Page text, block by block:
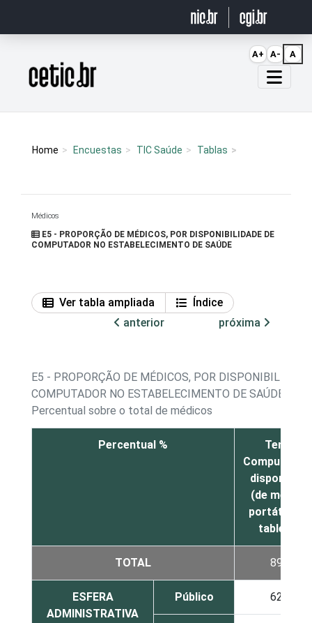
Página inicial
Home Encuestas TIC Saúde Tablas
Médicos
E5 - PROPORÇÃO DE MÉDICOS, POR DISPONIBILIDADE DE
COMPUTADOR NO ESTABELECIMENTO DE SAÚDE
Ver tabla ampliada
Índice
anterior
próxima
E5 - PROPORÇÃO DE MÉDICOS, POR
COMPUTADOR NO ESTABELECIMENTO DE SAÚDE
Percentual sobre o total de médicos
Percentual %
Tem
Computador
disponível
(de mesa,
portátil ou
tablet)
TOTAL 89
ESFERA
ADMINISTRATIVA
Público 62
A+ A- A